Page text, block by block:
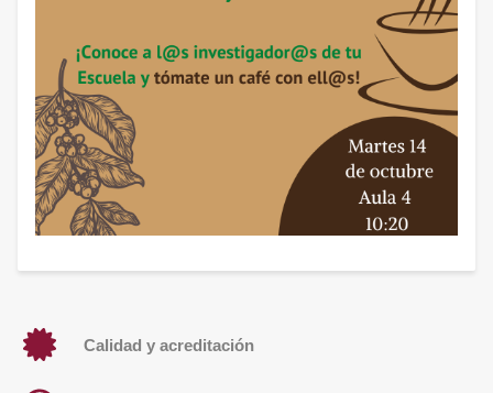
Calidad y acreditación